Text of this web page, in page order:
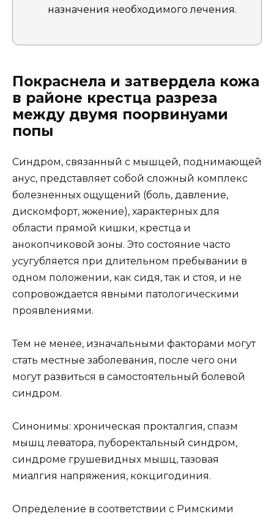
назначения необходимого лечения.
Покраснела и затвердела кожа
в районе крестца разреза
между двумя поорвинуами
попы
Синдром, связанный с мышцей, поднимающей
анус, представляет собой сложный комплекс
болезненных ощущений (боль, давление,
дискомфорт, жжение), характерных для
области прямой кишки, крестца и
анокопчиковой зоны. Это состояние часто
усугубляется при длительном пребывании в
одном положении, как сидя, так и стоя, и не
сопровождается явными патологическими
проявлениями.
Тем не менее, изначальными факторами могут
стать местные заболевания, после чего они
могут развиться в самостоятельный болевой
синдром.
Синонимы: хроническая прокталгия, спазм
мышц леватора, пуборектальный синдром,
синдроме грушевидных мышц, тазовая
миалгия напряжения, кокцигодиния.
Определение в соответствии с Римскими